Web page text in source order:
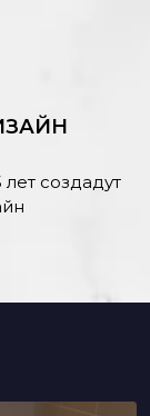
создадут